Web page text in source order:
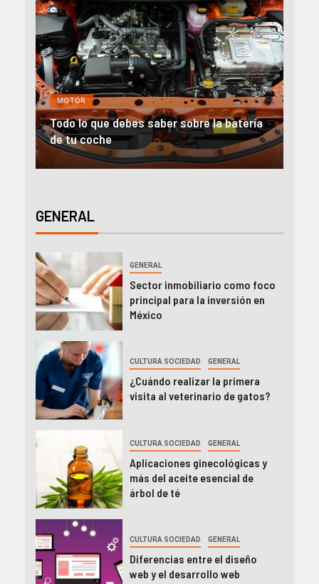
MOTOR
Todo lo que debes saber sobre la batería
de tu coche
GENERAL
GENERAL
Sector inmobiliario como foco
principal para la inversión en
México
CULTURA SOCIEDAD GENERAL
¿Cuándo realizar la primera
visita al veterinario de gatos?
CULTURA SOCIEDAD GENERAL
Aplicaciones ginecológicas y
más del aceite esencial de
árbol de té
CULTURA SOCIEDAD GENERAL
Diferencias entre el diseño
web y el desarrollo web